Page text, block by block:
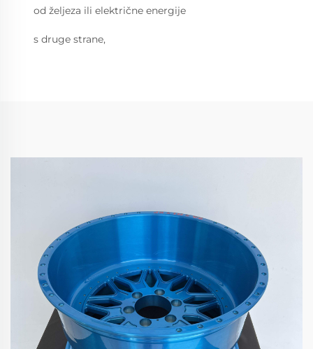
od željeza ili električne energije
s druge strane,